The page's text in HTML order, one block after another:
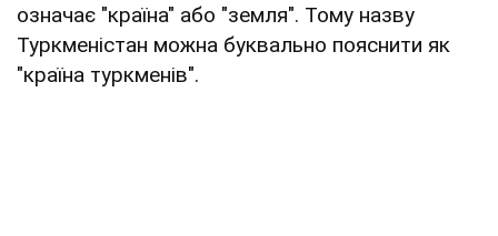
означає "країна" або "земля". Тому назву
Туркменістан можна буквально пояснити як
"країна туркменів".